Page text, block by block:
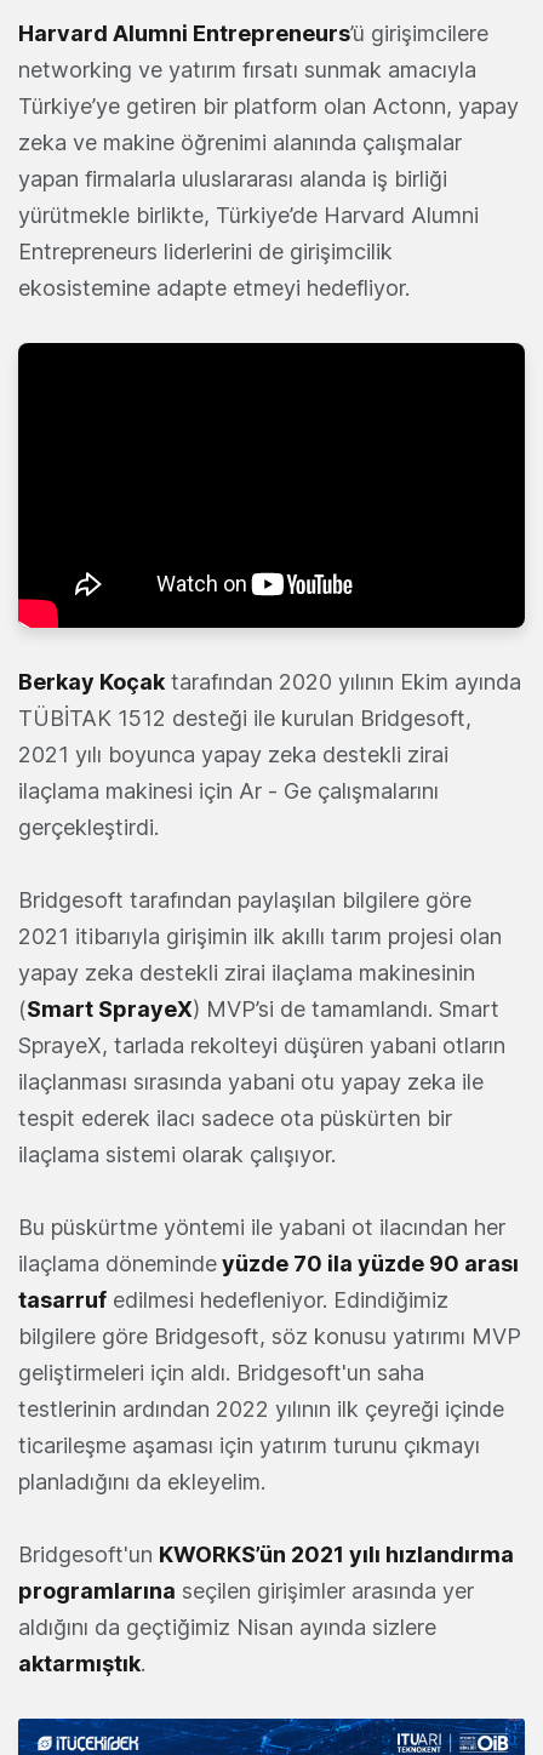
Harvard Alumni Entrepreneurs’ü girişimcilere
networking ve yatırım fırsatı sunmak amacıyla
Türkiye’ye getiren bir platform olan Actonn, yapay
zeka ve makine öğrenimi alanında çalışmalar
yapan firmalarla uluslararası alanda iş birliği
yürütmekle birlikte, Türkiye’de Harvard Alumni
Entrepreneurs liderlerini de girişimcilik
ekosistemine adapte etmeyi hedefliyor.
Berkay Koçak tarafından 2020 yılının Ekim ayında
TÜBİTAK 1512 desteği ile kurulan Bridgesoft,
2021 yılı boyunca yapay zeka destekli zirai
ilaçlama makinesi için Ar - Ge çalışmalarını
gerçekleştirdi.
Bridgesoft tarafından paylaşılan bilgilere göre
2021 itibarıyla girişimin ilk akıllı tarım projesi olan
yapay zeka destekli zirai ilaçlama makinesinin
(Smart SprayeX) MVP’si de tamamlandı. Smart
SprayeX, tarlada rekolteyi düşüren yabani otların
ilaçlanması sırasında yabani otu yapay zeka ile
tespit ederek ilacı sadece ota püskürten bir
ilaçlama sistemi olarak çalışıyor.
Bu püskürtme yöntemi ile yabani ot ilacından her
ilaçlama dönemindeyüzde 70 ila yüzde 90 arası
tasarruf edilmesi hedefleniyor. Edindiğimiz
bilgilere göre Bridgesoft, söz konusu yatırımı MVP
geliştirmeleri için aldı. Bridgesoft'un saha
testlerinin ardından 2022 yılının ilk çeyreği içinde
ticarileşme aşaması için yatırım turunu çıkmayı
planladığını da ekleyelim.
Bridgesoft'un KWORKS’ün 2021 yılı hızlandırma
programlarına seçilen girişimler arasında yer
aldığını da geçtiğimiz Nisan ayında sizlere
aktarmıştık.